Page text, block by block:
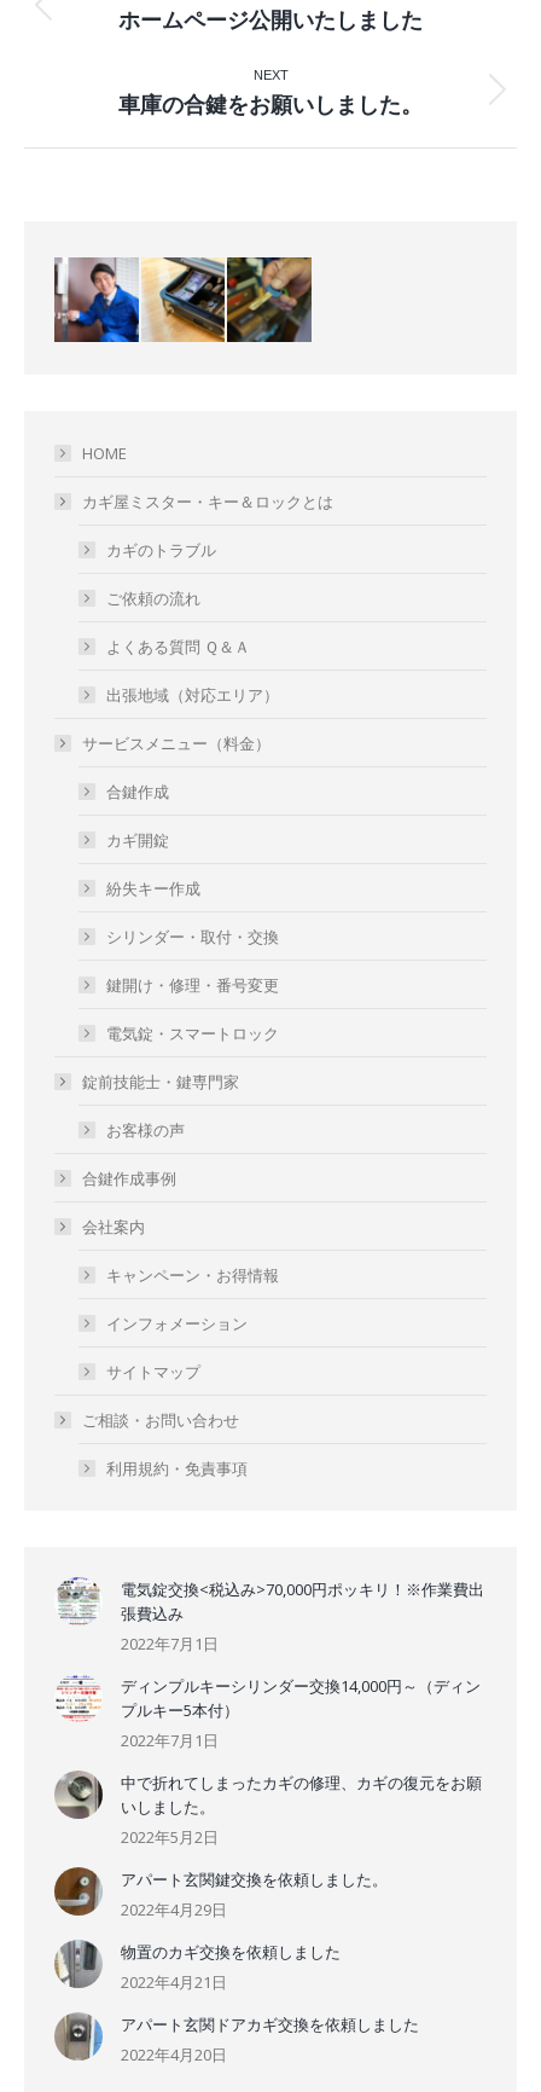
navigation
Previous
ホームページ公開いたしました
NEXT
Next
車庫の合鍵をお願いしました。
HOME
カギ屋ミスター・キー＆ロックとは
カギのトラブル
ご依頼の流れ
よくある質問 Ｑ＆Ａ
出張地域（対応エリア）
サービスメニュー（料金）
合鍵作成
カギ開錠
紛失キー作成
シリンダー・取付・交換
鍵開け・修理・番号変更
電気錠・スマートロック
錠前技能士・鍵専門家
お客様の声
合鍵作成事例
会社案内
キャンペーン・お得情報
インフォメーション
サイトマップ
ご相談・お問い合わせ
利用規約・免責事項
電気錠交換<税込み>70,000円ポッキリ！※作業費出
張費込み
2022年7月1日
ディンプルキーシリンダー交換14,000円～（ディン
プルキー5本付）
2022年7月1日
中で折れてしまったカギの修理、カギの復元をお願
いしました。
2022年5月2日
アパート玄関鍵交換を依頼しました。
2022年4月29日
物置のカギ交換を依頼しました
2022年4月21日
アパート玄関ドアカギ交換を依頼しました
2022年4月20日